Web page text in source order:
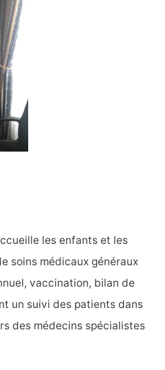
les enfants et les
soins médicaux généraux
vaccination, bilan de
un suivi des patients dans
des médecins spécialistes